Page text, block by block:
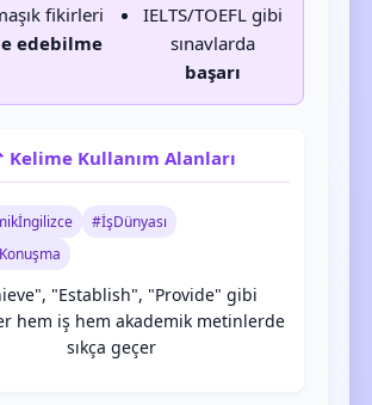
fikirleri
edebilme
IELTS/TOEFL gibi
sınavlarda
başarı
Kelime Kullanım Alanları
#İşDünyası
"Establish", "Provide" gibi
hem iş hem akademik metinlerde
sıkça geçer